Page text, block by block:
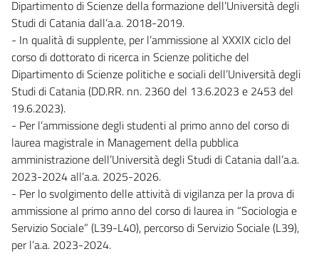
Dipartimento di Scienze della formazione dell’Università degli
Studi di Catania dall’a.a. 2018-2019.
- In qualità di supplente, per l’ammissione al XXXIX ciclo del
corso di dottorato di ricerca in Scienze politiche del
Dipartimento di Scienze politiche e sociali dell’Università degli
Studi di Catania (DD.RR. nn. 2360 del 13.6.2023 e 2453 del
19.6.2023).
- Per l’ammissione degli studenti al primo anno del corso di
laurea magistrale in Management della pubblica
amministrazione dell’Università degli Studi di Catania dall’a.a.
2023-2024 all’a.a. 2025-2026.
- Per lo svolgimento delle attività di vigilanza per la prova di
ammissione al primo anno del corso di laurea in “Sociologia e
Servizio Sociale” (L39-L40), percorso di Servizio Sociale (L39),
per l’a.a. 2023-2024.